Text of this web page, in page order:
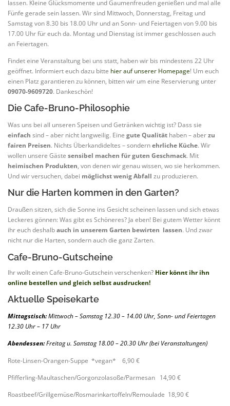
lassen. Kleine Glücksmomente und Gaumenfreuden genießen und mal alle
Fünfe gerade sein lassen. Wir sind Mittwoch, Donnerstag, Freitag und
Samstag von 8.30 bis 18.00 Uhr und an Sonn- und Feiertagen von 9.00 bis
17.00 Uhr für euch da. Montag und Dienstag ist immer geschlossen auch
an Feiertagen.
Findet eine Veranstaltung bei uns statt, haben wir bis mindestens 22 Uhr
geöffnet. Informiert euch dazu bitte hier auf unserer Homepage! Um euch
einen Platz garantieren zu können, bitten wir um eine Reservierung unter
09070-9609720. Dankeschön!
Die Cafe-Bruno-Philosophie
Was uns bei all unseren Speisen und Getränken wichtig ist? Dass sie
einfach sind – aber nicht langweilig. Eine gute Qualität haben – aberzu
fairen Preisen. Nichts Überkandideltes – sondernehrliche Küche. Wir
wollen unsere Gäste sensibel machen für guten Geschmack. Mit
heimischen Produkten, von denen wir genau wissen, wo sie herkommen.
Und wir versuchen, dabei möglichst wenig Abfall zu produzieren.
Nur die Harten kommen in den Garten?
Draußen sitzen, sich die Sonne ins Gesicht scheinen lassen und sich etwas
Leckeres gönnen: Was gibt es Schöneres? Ja eben! Bei gutem Wetter könnt
ihr euch deshalbauch in unserem Garten bewirten lassen. Und zwar
nicht nur die Harten, sondern auch die ganz Zarten.
Cafe-Bruno-Gutscheine
Ihr wollt einen Cafe-Bruno-Gutschein verschenken? Hier könnt ihr ihn
online bestellen und gleich selbst ausdrucken!
Aktuelle Speisekarte
Mittagstisch:Mittwoch – Samstag 12.30 – 14.00 Uhr, Sonn- und Feiertagen
12.30 Uhr – 17 Uhr
Abendessen:Freitag u. Samstag 18.00 – 20.30 Uhr (bei Veranstaltungen)
Rote-Linsen-Orangen-Suppe *vegan* 6,90 €
Pfifferling-Maultaschen/Gorgonzolasoße/Parmesan 14,90 €
Roastbeef/Grillgemüse/Rosmarinkartoffeln/Remoulade 18,90 €